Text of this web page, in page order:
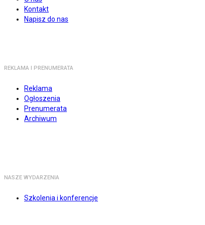
Kontakt
Napisz do nas
REKLAMA I PRENUMERATA
Reklama
Ogłoszenia
Prenumerata
Archiwum
NASZE WYDARZENIA
Szkolenia i konferencje